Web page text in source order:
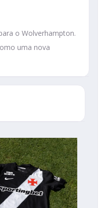
o Wolverhampton.
uma nova